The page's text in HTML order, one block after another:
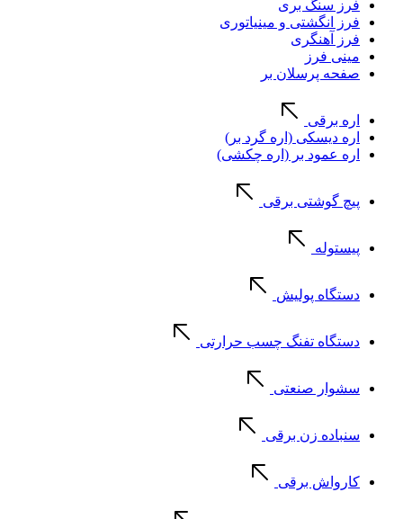
فرز سنگ بری
فرز انگشتی و مینیاتوری
فرز آهنگری
مینی فرز
صفحه پرسلان بر
اره برقی
اره دیسکی (اره گرد بر)
اره عمود بر (اره چکشی)
پیچ گوشتی برقی
پیستوله
دستگاه پولیش
دستگاه تفنگ چسب حرارتی
سشوار صنعتی
سنباده زن برقی
کارواش برقی